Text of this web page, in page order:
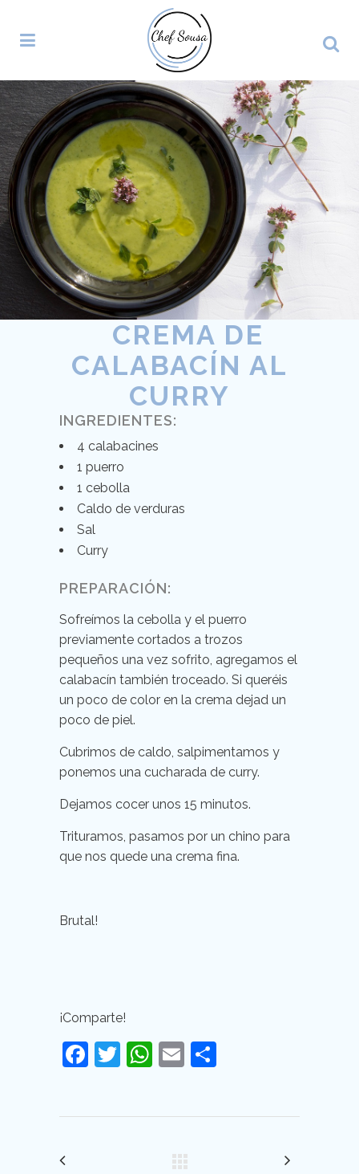
CREMA DE
CALABACÍN AL
CURRY
INGREDIENTES:
4 calabacines
1 puerro
1 cebolla
Caldo de verduras
Sal
Curry
PREPARACIÓN:
Sofreímos la cebolla y el puerro
previamente cortados a trozos
pequeños una vez sofrito, agregamos el
calabacín también troceado. Si queréis
un poco de color en la crema dejad un
poco de piel.
Cubrimos de caldo, salpimentamos y
ponemos una cucharada de curry.
Dejamos cocer unos 15 minutos.
Trituramos, pasamos por un chino para
que nos quede una crema fina.
Brutal!
¡Comparte!
Facebook
Twitter
WhatsApp
Email